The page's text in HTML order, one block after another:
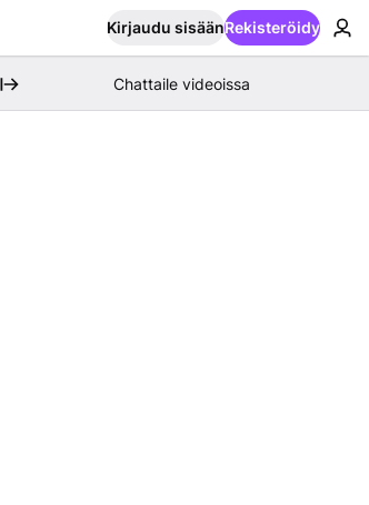
Kirjaudu sisäänRekisteröidy
Chattaile videoissa